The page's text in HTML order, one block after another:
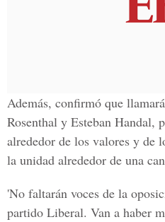
Además, confirmó que
Rosenthal y Esteban Handal,
alrededor de los valores y de
la unidad alrededor de una
'No faltarán voces de la
partido Liberal. Van a haber